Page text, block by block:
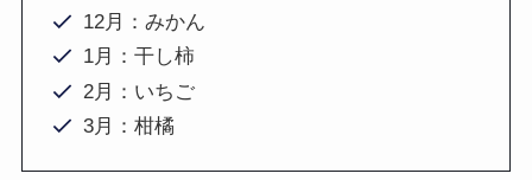
12月：みかん
1月：干し柿
2月：いちご
3月：柑橘